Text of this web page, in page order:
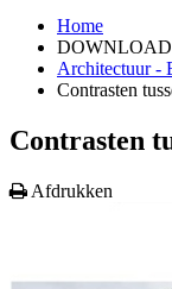
Home
Architectuur -
Contrasten
Contrasten
Afdrukken